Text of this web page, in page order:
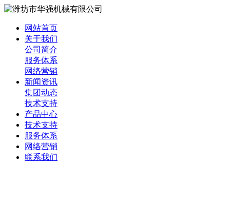
网站首页
关于我们
公司简介
服务体系
网络营销
新闻资讯
集团动态
技术支持
产品中心
技术支持
服务体系
网络营销
联系我们